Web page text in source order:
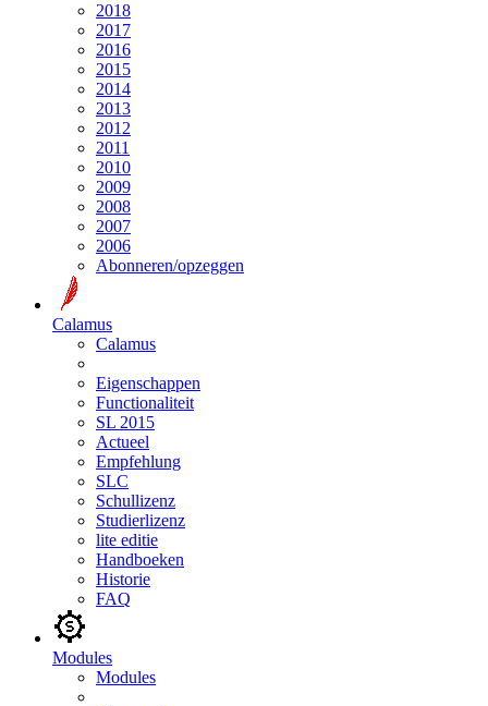
2018
2017
2016
2015
2014
2013
2012
2011
2010
2009
2008
2007
2006
Abonneren/opzeggen
Calamus
Calamus
Eigenschappen
Functionaliteit
SL 2015
Actueel
Empfehlung
SLC
Schullizenz
Studierlizenz
lite editie
Handboeken
Historie
FAQ
Modules
Modules